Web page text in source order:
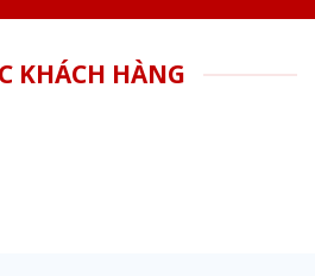
KHÁCH HÀNG